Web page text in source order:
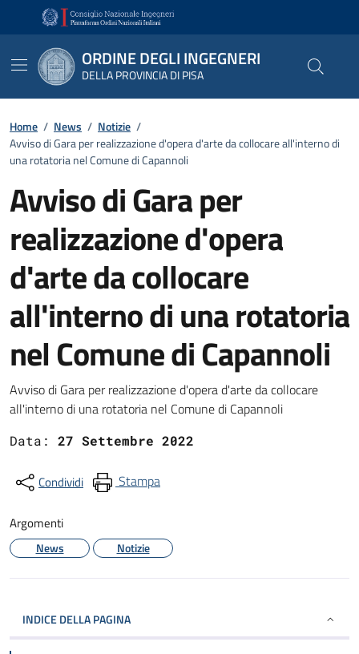
Vai ai contenuti
Vai al footer
ORDINE DEGLI INGEGNERI
DELLA PROVINCIA DI PISA
Home / News / Notizie /
Avviso di Gara per realizzazione d'opera d'arte da collocare all'interno di
una rotatoria nel Comune di Capannoli
Avviso di Gara per
realizzazione d'opera
d'arte da collocare
all'interno di una rotatoria
nel Comune di Capannoli
Dettagli
Avviso di Gara per realizzazione d'opera d'arte da collocare
all'interno di una rotatoria nel Comune di Capannoli
Data: 27 Settembre 2022
Condividi Stampa
Argomenti
News Notizie
INDICE DELLA PAGINA